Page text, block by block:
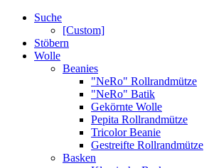
Suche
[Custom]
Stöbern
Wolle
Beanies
"NeRo" Rollrandmütze
"NeRo" Batik
Gekörnte Wolle
Pepita Rollrandmütze
Tricolor Beanie
Gestreifte Rollrandmütze
Basken